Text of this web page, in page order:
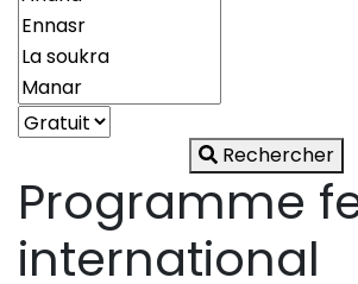
Rechercher
Programme
international